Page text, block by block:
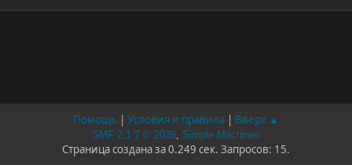
Помощь | Условия и правила | Вверх ▲
SMF 2.1.7 © 2026, Simple Machines
Страница создана за 0.249 сек. Запросов: 15.